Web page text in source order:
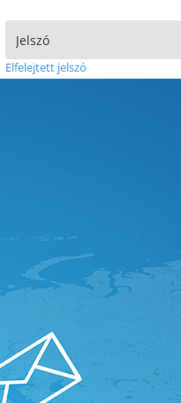
Elfelejtett jelszó